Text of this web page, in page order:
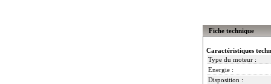
Fiche technique
Caractéristiques
Type du moteur :
Energie :
Disposition :